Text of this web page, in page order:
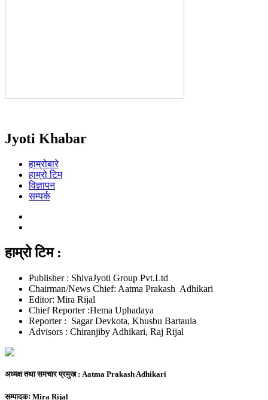
Jyoti Khabar
हाम्रोबारे
हाम्रो टिम
विज्ञापन
सम्पर्क
हाम्रो टिम :
Publisher : ShivaJyoti Group Pvt.Ltd
Chairman/News Chief: Aatma Prakash Adhikari
Editor: Mira Rijal
Chief Reporter :Hema Uphadaya
Reporter : Sagar Devkota, Khusbu Bartaula
Advisors : Chiranjiby Adhikari, Raj Rijal
अध्यक्ष तथा समचार प्रमुख : Aatma Prakash Adhikari
सम्पादकः Mira Rijal